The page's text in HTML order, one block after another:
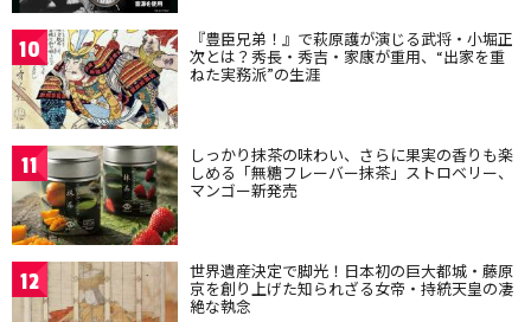
10 『豊臣兄弟！』で萩原護が演じる武将・小堀正
次とは？秀長・秀吉・家康が重用、“出家を重
ねた実務派”の生涯
11 しっかり抹茶の味わい、さらに果実の香りも楽
しめる「無糖フレーバー抹茶」ストロベリー、
マンゴー新発売
12 世界遺産決定で脚光！日本初の巨大都城・藤原
京を創り上げた知られざる女帝・持統天皇の凄
絶な執念